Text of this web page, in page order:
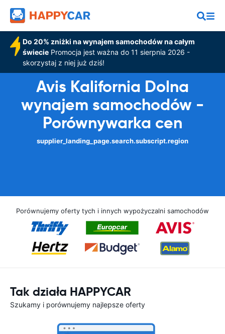
Do 20% zniżki na wynajem samochodów na całym
świeciePromocja jest ważna do 11 sierpnia 2026 -
skorzystaj z niej już dziś!
Avis Kalifornia Dolna
wynajem samochodów -
Porównywarka cen
supplier_landing_page.search.subscript.region
Porównujemy oferty tych i innych wypożyczalni samochodów
Tak działa HAPPYCAR
Szukamy i porównujemy najlepsze oferty